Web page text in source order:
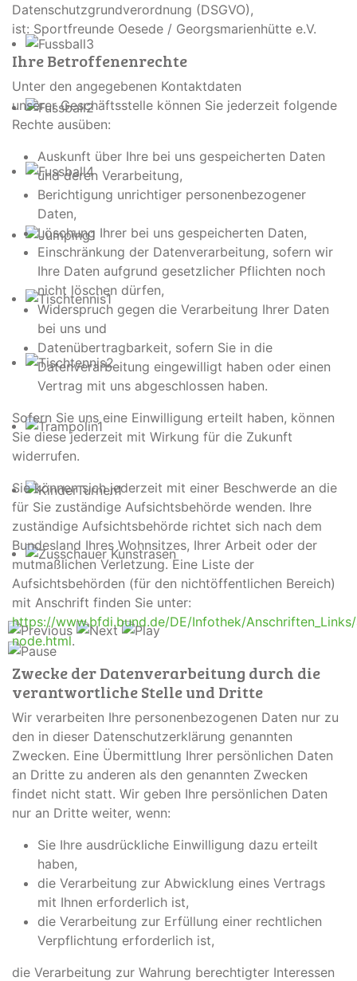
Datenschutzgrundverordnung (DSGVO),
ist: Sportfreunde Oesede / Georgsmarienhütte e.V.
Ihre Betroffenenrechte
Unter den angegebenen Kontaktdaten
unserer Geschäftsstelle können Sie jederzeit folgende
Rechte ausüben:
Auskunft über Ihre bei uns gespeicherten Daten
und deren Verarbeitung,
Berichtigung unrichtiger personenbezogener
Daten,
Löschung Ihrer bei uns gespeicherten Daten,
Einschränkung der Datenverarbeitung, sofern wir
Ihre Daten aufgrund gesetzlicher Pflichten noch
nicht löschen dürfen,
Widerspruch gegen die Verarbeitung Ihrer Daten
bei uns und
Datenübertragbarkeit, sofern Sie in die
Datenverarbeitung eingewilligt haben oder einen
Vertrag mit uns abgeschlossen haben.
Sofern Sie uns eine Einwilligung erteilt haben, können
Sie diese jederzeit mit Wirkung für die Zukunft
widerrufen.
Sie können sich jederzeit mit einer Beschwerde an die
für Sie zuständige Aufsichtsbehörde wenden. Ihre
zuständige Aufsichtsbehörde richtet sich nach dem
Bundesland Ihres Wohnsitzes, Ihrer Arbeit oder der
mutmaßlichen Verletzung. Eine Liste der
Aufsichtsbehörden (für den nichtöffentlichen Bereich)
mit Anschrift finden Sie unter:
https://www.bfdi.bund.de/DE/Infothek/
node.html.
Zwecke der Datenverarbeitung durch die
verantwortliche Stelle und Dritte
Wir verarbeiten Ihre personenbezogenen Daten nur zu
den in dieser Datenschutzerklärung genannten
Zwecken. Eine Übermittlung Ihrer persönlichen Daten
an Dritte zu anderen als den genannten Zwecken
findet nicht statt. Wir geben Ihre persönlichen Daten
nur an Dritte weiter, wenn:
Sie Ihre ausdrückliche Einwilligung dazu erteilt
haben,
die Verarbeitung zur Abwicklung eines Vertrags
mit Ihnen erforderlich ist,
die Verarbeitung zur Erfüllung einer rechtlichen
Verpflichtung erforderlich ist,
die Verarbeitung zur Wahrung berechtigter Interessen